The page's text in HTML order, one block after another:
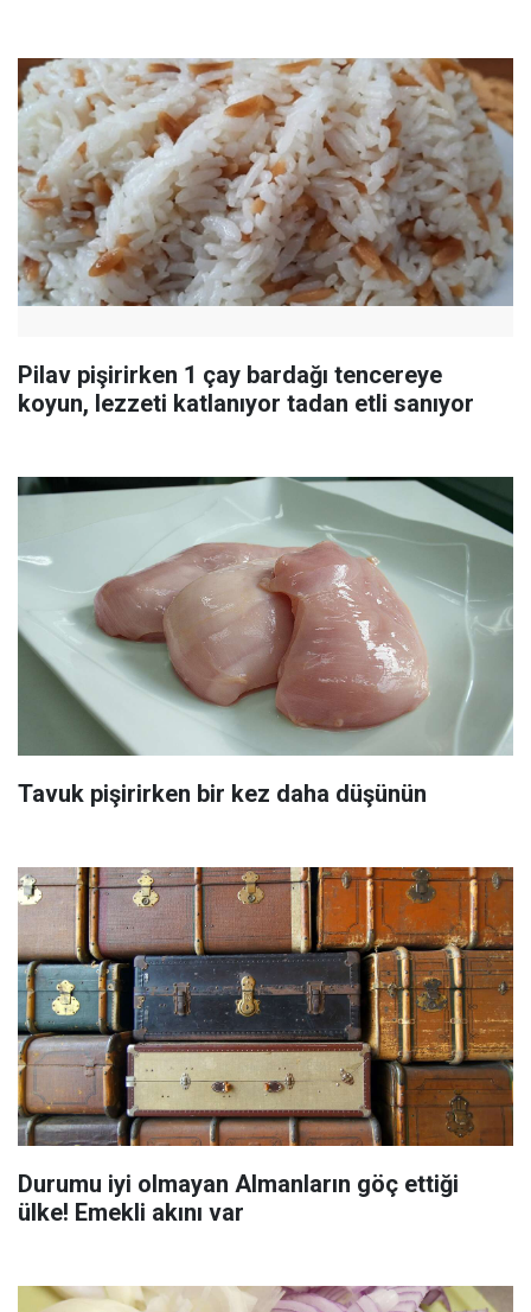
Pilav pişirirken 1 çay bardağı tencereye
koyun, lezzeti katlanıyor tadan etli sanıyor
Tavuk pişirirken bir kez daha düşünün
Durumu iyi olmayan Almanların göç ettiği
ülke! Emekli akını var